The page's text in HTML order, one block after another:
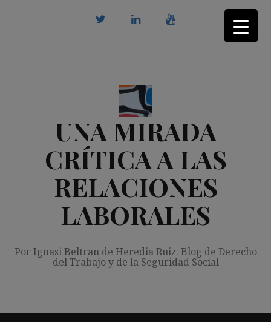
UNA MIRADA
CRÍTICA A LAS
RELACIONES
LABORALES
Por Ignasi Beltran de Heredia Ruiz. Blog de Derecho
del Trabajo y de la Seguridad Social